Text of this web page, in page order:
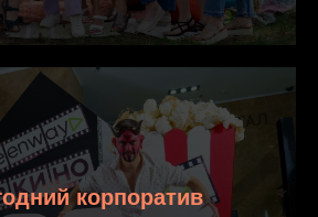
корпоратив